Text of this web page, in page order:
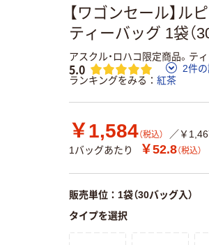
【ワゴンセール】
ティーバッグ 1袋（
アスクル・ロハコ限定商品。テ
5.0 2件
ランキングをみる
紅茶
￥1,584（税込） ／￥
1バッグあたり
￥52.8（税込）
販売単位：1袋（30バッグ入）
タイプを選択